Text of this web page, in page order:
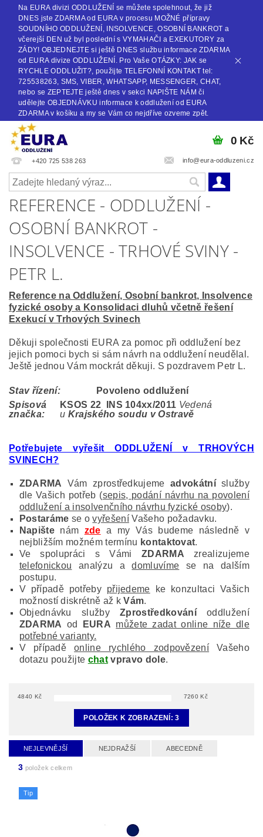
Na EURA divizi ODDLUŽENÍ se můžete spolehnout, že již
DNES jste ZDARMA od EURA v procesu MOŽNÉ přípravy
SOUDNÍHO ODDLUŽENÍ, INSOLVENCE, OSOBNÍ BANKROT a
včerejší DEN už byl poslední s VYMAHAČI a EXEKUTORY za
ZÁDY! OBJEDNEJTE si ještě DNES službu informace ZDARMA
od EURA divize ODDLUŽENÍ. Pro Vaše OTÁZKY: JAK se
RYCHLE ODDLUŽIT?, použijte TELEFONNÍ KONTAKT tel:
725538263, SMS, VIBER, WHATSAPP, MESSENGER, CHAT,
nebo se ZEPTEJTE ještě dnes v sekci NAPIŠTE NÁM či
udělejte OBJEDNÁVKU informace k oddlužení od EURA
ZDARMA v košíku a my se Vám co nejdříve ozveme zpět.
+420 725 538 263 info@eura-oddluzeni.cz
0 Kč
REFERENCE - ODDLUŽENÍ -
OSOBNÍ BANKROT -
INSOLVENCE - TRHOVÉ SVINY -
PETR L.
Reference na Oddlužení, Osobní bankrot, Insolvence
fyzické osoby a Konsolidaci dluhů včetně řešení
Exekucí v Trhových Svinech
Děkuji společnosti EURA za pomoc při oddlužení bez
jejich pomoci bych si sám návrh na oddlužení neudělal.
Ještě jednou Vám mockrát děkuji. S pozdravem Petr L.
Stav řízení:
Povoleno oddlužení
Spisová
značka:
KSOS 22 INS 104xx/2011 Vedená
u Krajského soudu v Ostravě
Potřebujete vyřešit ODDLUŽENÍ v TRHOVÝCH
SVINECH?
ZDARMA Vám zprostředkujeme advokátníslužby
dle Vašich potřeb (sepis, podání návrhu na povolení
oddlužení a insolvenčního návrhu fyzické osoby).
Postaráme se ovyřešeníVašeho požadavku.
Napištenám zde a my Vás budeme následně v
nejbližším možném termínu kontaktovat.
Ve spolupráci s Vámi ZDARMA zrealizujeme
telefonickou analýzu adomluvíme se na dalším
postupu.
V případě potřeby přijedeme ke konzultaci Vašich
možností diskrétně až kVám.
Objednávku služby
Zprostředkováníoddlužení
ZDARMA od EURA můžete zadat online níže dle
potřebné varianty.
V případěonline rychlého zodpovězení Vašeho
dotazu použijte chatvpravo dole.
4840 Kč 7260 Kč
POLOŽEK K ZOBRAZENÍ:3
NEJLEVNĚJŠÍ NEJDRAŽŠÍ ABECEDNĚ
3 položek celkem
Tip